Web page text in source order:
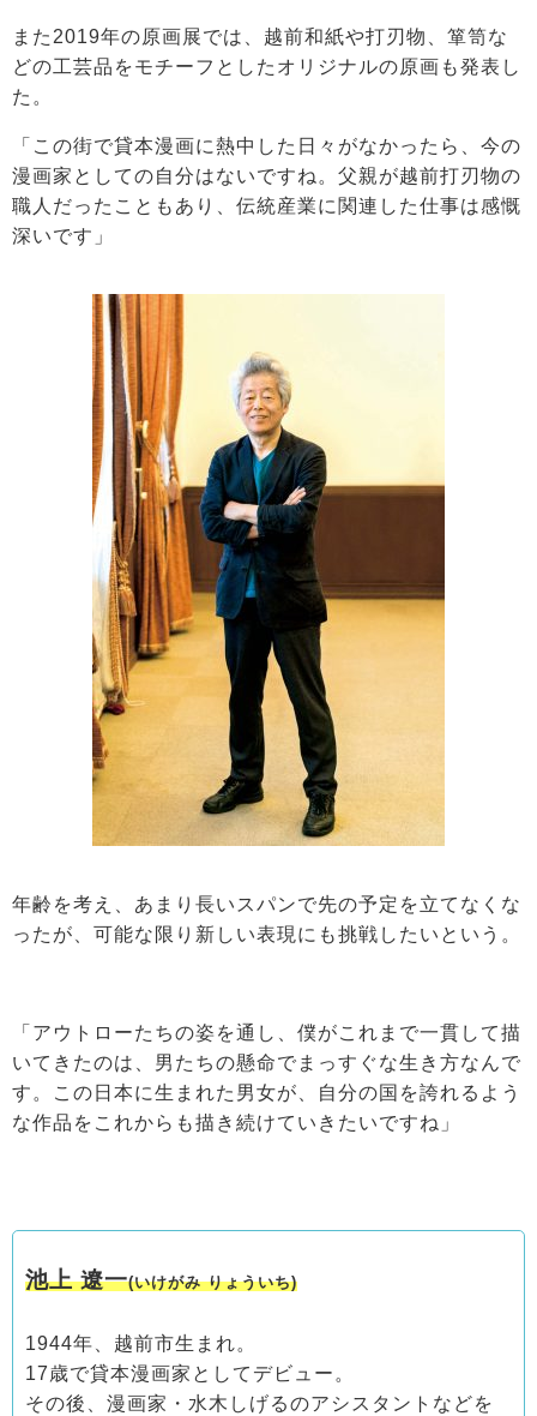
また2019年の原画展では、越前和紙や打刃物、箪笥な
どの工芸品をモチーフとしたオリジナルの原画も発表し
た。
「この街で貸本漫画に熱中した日々がなかったら、今の
漫画家としての自分はないですね。父親が越前打刃物の
職人だったこともあり、伝統産業に関連した仕事は感慨
深いです」
年齢を考え、あまり長いスパンで先の予定を立てなくな
ったが、可能な限り新しい表現にも挑戦したいという。
「アウトローたちの姿を通し、僕がこれまで一貫して描
いてきたのは、男たちの懸命でまっすぐな生き方なんで
す。この日本に生まれた男女が、自分の国を誇れるよう
な作品をこれからも描き続けていきたいですね」
池上 遼一(いけがみ りょういち)
1944年、越前市生まれ。
17歳で貸本漫画家としてデビュー。
その後、漫画家・水木しげるのアシスタントなどを